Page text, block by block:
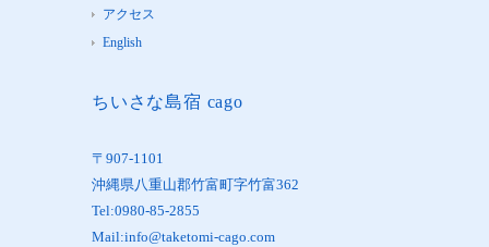
アクセス
English
ちいさな島宿 cago
〒907-1101
沖縄県八重山郡竹富町字竹富362
Tel:0980-85-2855
Mail:info@taketomi-cago.com